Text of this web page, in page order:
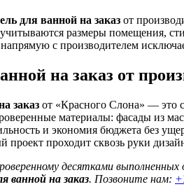
для ванной на заказ от
размеры помещения,
с производителем
на заказ от
заказ от «Красного Слона» — это
материалы: фасады из
и экономия бюджета без
проходит сквозь руки
десятками
ванной на заказ. Позвоните нам: